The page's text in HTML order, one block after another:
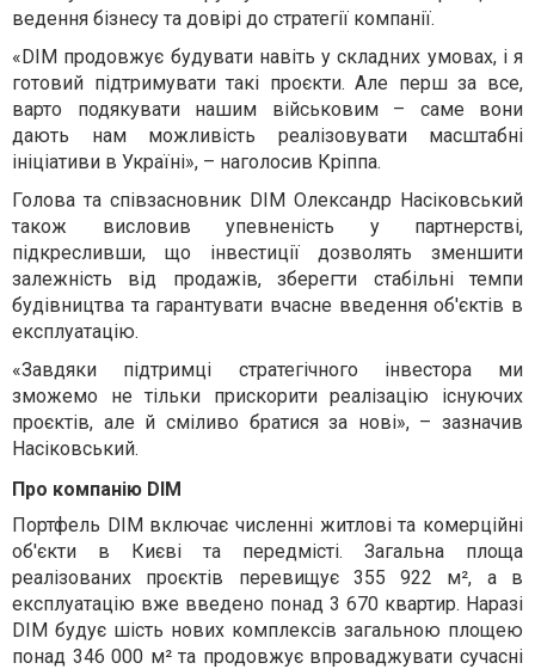
ведення бізнесу та довірі до стратегії компанії.
«DIM продовжує будувати навіть у складних умовах, і я
готовий підтримувати такі проєкти. Але перш за все,
варто подякувати нашим військовим – саме вони
дають нам можливість реалізовувати масштабні
ініціативи в Україні», – наголосив Кріппа.
Голова та співзасновник DIM Олександр Насіковський
також висловив упевненість у партнерстві,
підкресливши, що інвестиції дозволять зменшити
залежність від продажів, зберегти стабільні темпи
будівництва та гарантувати вчасне введення об'єктів в
експлуатацію.
«Завдяки підтримці стратегічного інвестора ми
зможемо не тільки прискорити реалізацію існуючих
проєктів, але й сміливо братися за нові», – зазначив
Насіковський.
Про компанію DIM
Портфель DIM включає численні житлові та комерційні
об'єкти в Києві та передмісті. Загальна площа
реалізованих проєктів перевищує 355 922 м², а в
експлуатацію вже введено понад 3 670 квартир. Наразі
DIM будує шість нових комплексів загальною площею
понад 346 000 м² та продовжує впроваджувати сучасні